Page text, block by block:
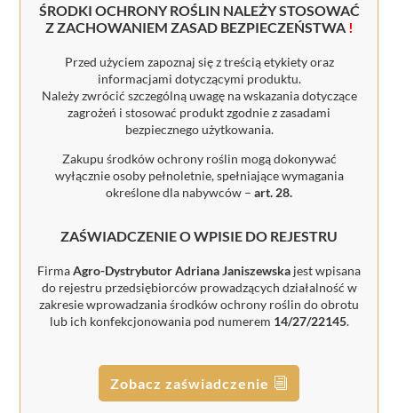
ŚRODKI OCHRONY ROŚLIN NALEŻY STOSOWAĆ
Z ZACHOWANIEM ZASAD BEZPIECZEŃSTWA !
Przed użyciem zapoznaj się z treścią etykiety oraz
informacjami dotyczącymi produktu.
Należy zwrócić szczególną uwagę na wskazania dotyczące
zagrożeń i stosować produkt zgodnie z zasadami
bezpiecznego użytkowania.
Zakupu środków ochrony roślin mogą dokonywać
wyłącznie osoby pełnoletnie, spełniające wymagania
określone dla nabywców – art. 28.
ZAŚWIADCZENIE O WPISIE DO REJESTRU
FirmaAgro-Dystrybutor Adriana Janiszewska jest wpisana
do rejestru przedsiębiorców prowadzących działalność w
zakresie wprowadzania środków ochrony roślin do obrotu
lub ich konfekcjonowania pod numerem 14/27/22145.
Zobacz zaświadczenie